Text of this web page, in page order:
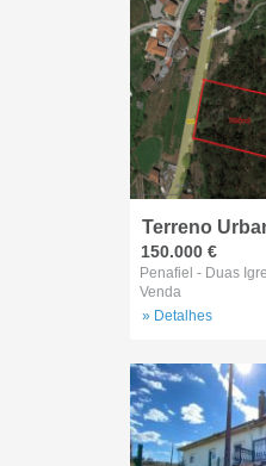
Terreno
150.000 €
Penafiel - Duas
Venda
» Detalhes